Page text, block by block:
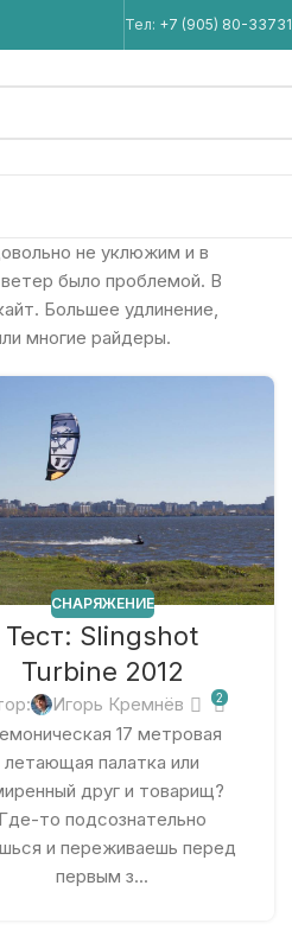
Тел: +7 (905) 80-33731
не уклюжим и в
было проблемой. В
Большее удлинение,
многие райдеры.
СНАРЯЖЕНИЕ
Тест: Slingshot
Turbine 2012
Игорь Кремнёв 2
17 метровая
летающая палатка или
друг и товарищ?
Где-то подсознательно
и переживаешь перед
первым з...